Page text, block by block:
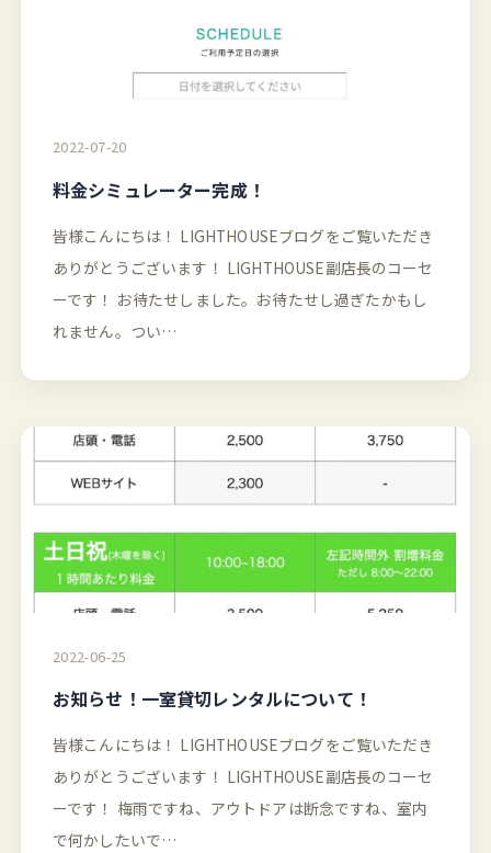
2022-07-20
料金シミュレーター完成！
皆様こんにちは！ LIGHTHOUSEブログをご覧いただき
ありがとうございます！ LIGHTHOUSE副店長のコーセ
ーです！ お待たせしました。お待たせし過ぎたかもし
れません。つい…
2022-06-25
お知らせ！一室貸切レンタルについて！
皆様こんにちは！ LIGHTHOUSEブログをご覧いただき
ありがとうございます！ LIGHTHOUSE副店長のコーセ
ーです！ 梅雨ですね、アウトドアは断念ですね、室内
で何かしたいで…